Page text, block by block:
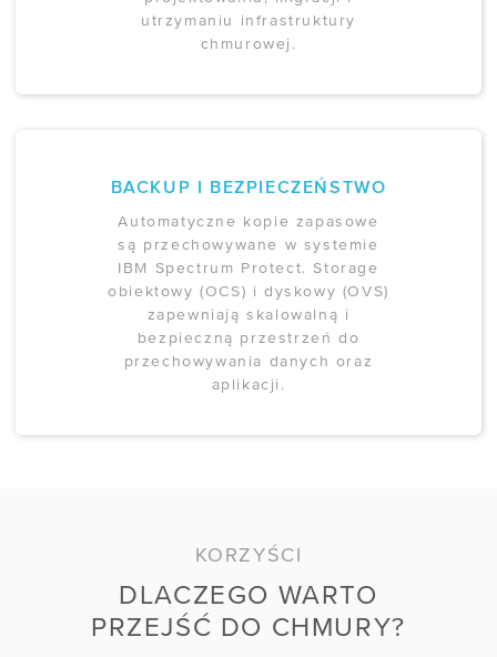
utrzymaniu infrastruktury
chmurowej.
BACKUP I BEZPIECZEŃSTWO
Automatyczne kopie zapasowe
są przechowywane w systemie
IBM Spectrum Protect. Storage
obiektowy (OCS) i dyskowy (OVS)
zapewniają skalowalną i
bezpieczną przestrzeń do
przechowywania danych oraz
aplikacji.
KORZYŚCI
DLACZEGO WARTO
PRZEJŚĆ DO CHMURY?